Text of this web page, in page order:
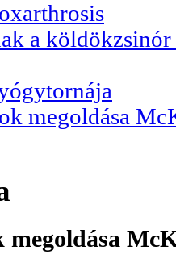
a
megoldása
megoldása